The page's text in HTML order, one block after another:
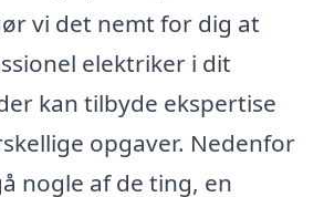
vi det nemt for dig at
elektriker i dit
kan tilbyde ekspertise
opgaver. Nedenfor
nogle af de ting, en